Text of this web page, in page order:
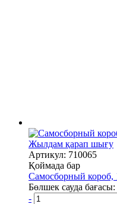
Жылдам қарап шығу
Артикул: 710065
Қоймада бар
Самосборный
Бөлшек сауда бағасы:
-